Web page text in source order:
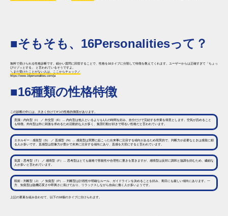
■そもそも、16Personalitiesって？
無料で受けられる性格診断です。細かい質問に回答することで、性格を16タイプに分類して特徴を教えてくれます。ユーザーからは正確すぎて「ちょっ
ぴりゾッとする」 と言われているそうですよ。
＼まだ受けたことがない人は、ここからチェック／
https://www.16personalities.com/ja
■16種類の性格特徴
この診断の中には、大きく分けて4つの性格的側面があります。
意識：内向型（I） ／ 外交型（E）… 内向型は他人といるよりも1人の時間を好み、自分だけで完結する作業を得意とします。空気が読めること
も特徴。外向型は外に刺激を求めるため活動的な人が多く、集団行動が好きで明るい性格だと言われています。
エネルギー：感覚型（S） ／ 直感型（N）… 感覚型は実際に起こった出来事に注目する傾向があるため現実的で、判断力が必要なときは感覚に頼
る人が多いです。直感型は想像力が豊かで未来に注目する傾向にあり、直感を大切にすると言われています。
気質：思考型（T） ／ 感情型（F）… 思考型はとても厳格で客観性や合理性に重きを置きますが、感情型は反対に調和と協調を好むため、繊細な
人が多いと言われています。
戦術：判断型（J） ／ 知覚型（P）… 判断型は計画性や明確なルール、ガイドラインを決めることを好み、期日にも厳しい傾向にあります。一
方、知覚型は臨機応変さや即興さに長けており、リラックスしながら自由に働く人が多いようです。
上記の要素を組み合わせて、以下の16個のタイプに分けられます。